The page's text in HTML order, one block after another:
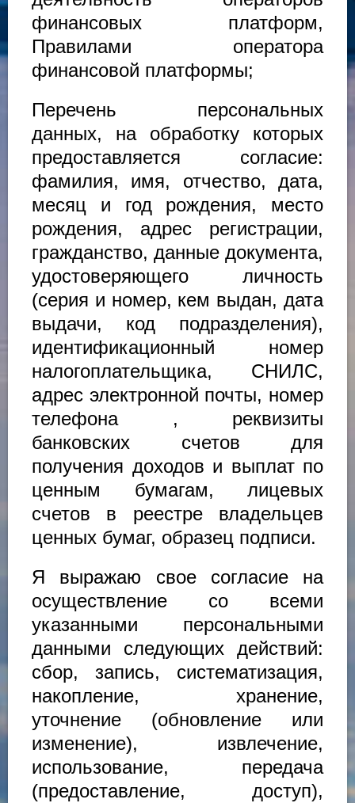
финансовых платформ,
Правилами оператора
финансовой платформы;
Перечень персональных
данных, на обработку которых
предоставляется согласие:
фамилия, имя, отчество, дата,
месяц и год рождения, место
рождения, адрес регистрации,
гражданство, данные документа,
удостоверяющего личность
(серия и номер, кем выдан, дата
выдачи, код подразделения),
идентификационный номер
налогоплательщика, СНИЛС,
адрес электронной почты, номер
телефона , реквизиты
банковских счетов для
получения доходов и выплат по
ценным бумагам, лицевых
счетов в реестре владельцев
ценных бумаг, образец подписи.
Я выражаю свое согласие на
осуществление со всеми
указанными персональными
данными следующих действий:
сбор, запись, систематизация,
накопление, хранение,
уточнение (обновление или
изменение), извлечение,
использование, передача
(предоставление, доступ),